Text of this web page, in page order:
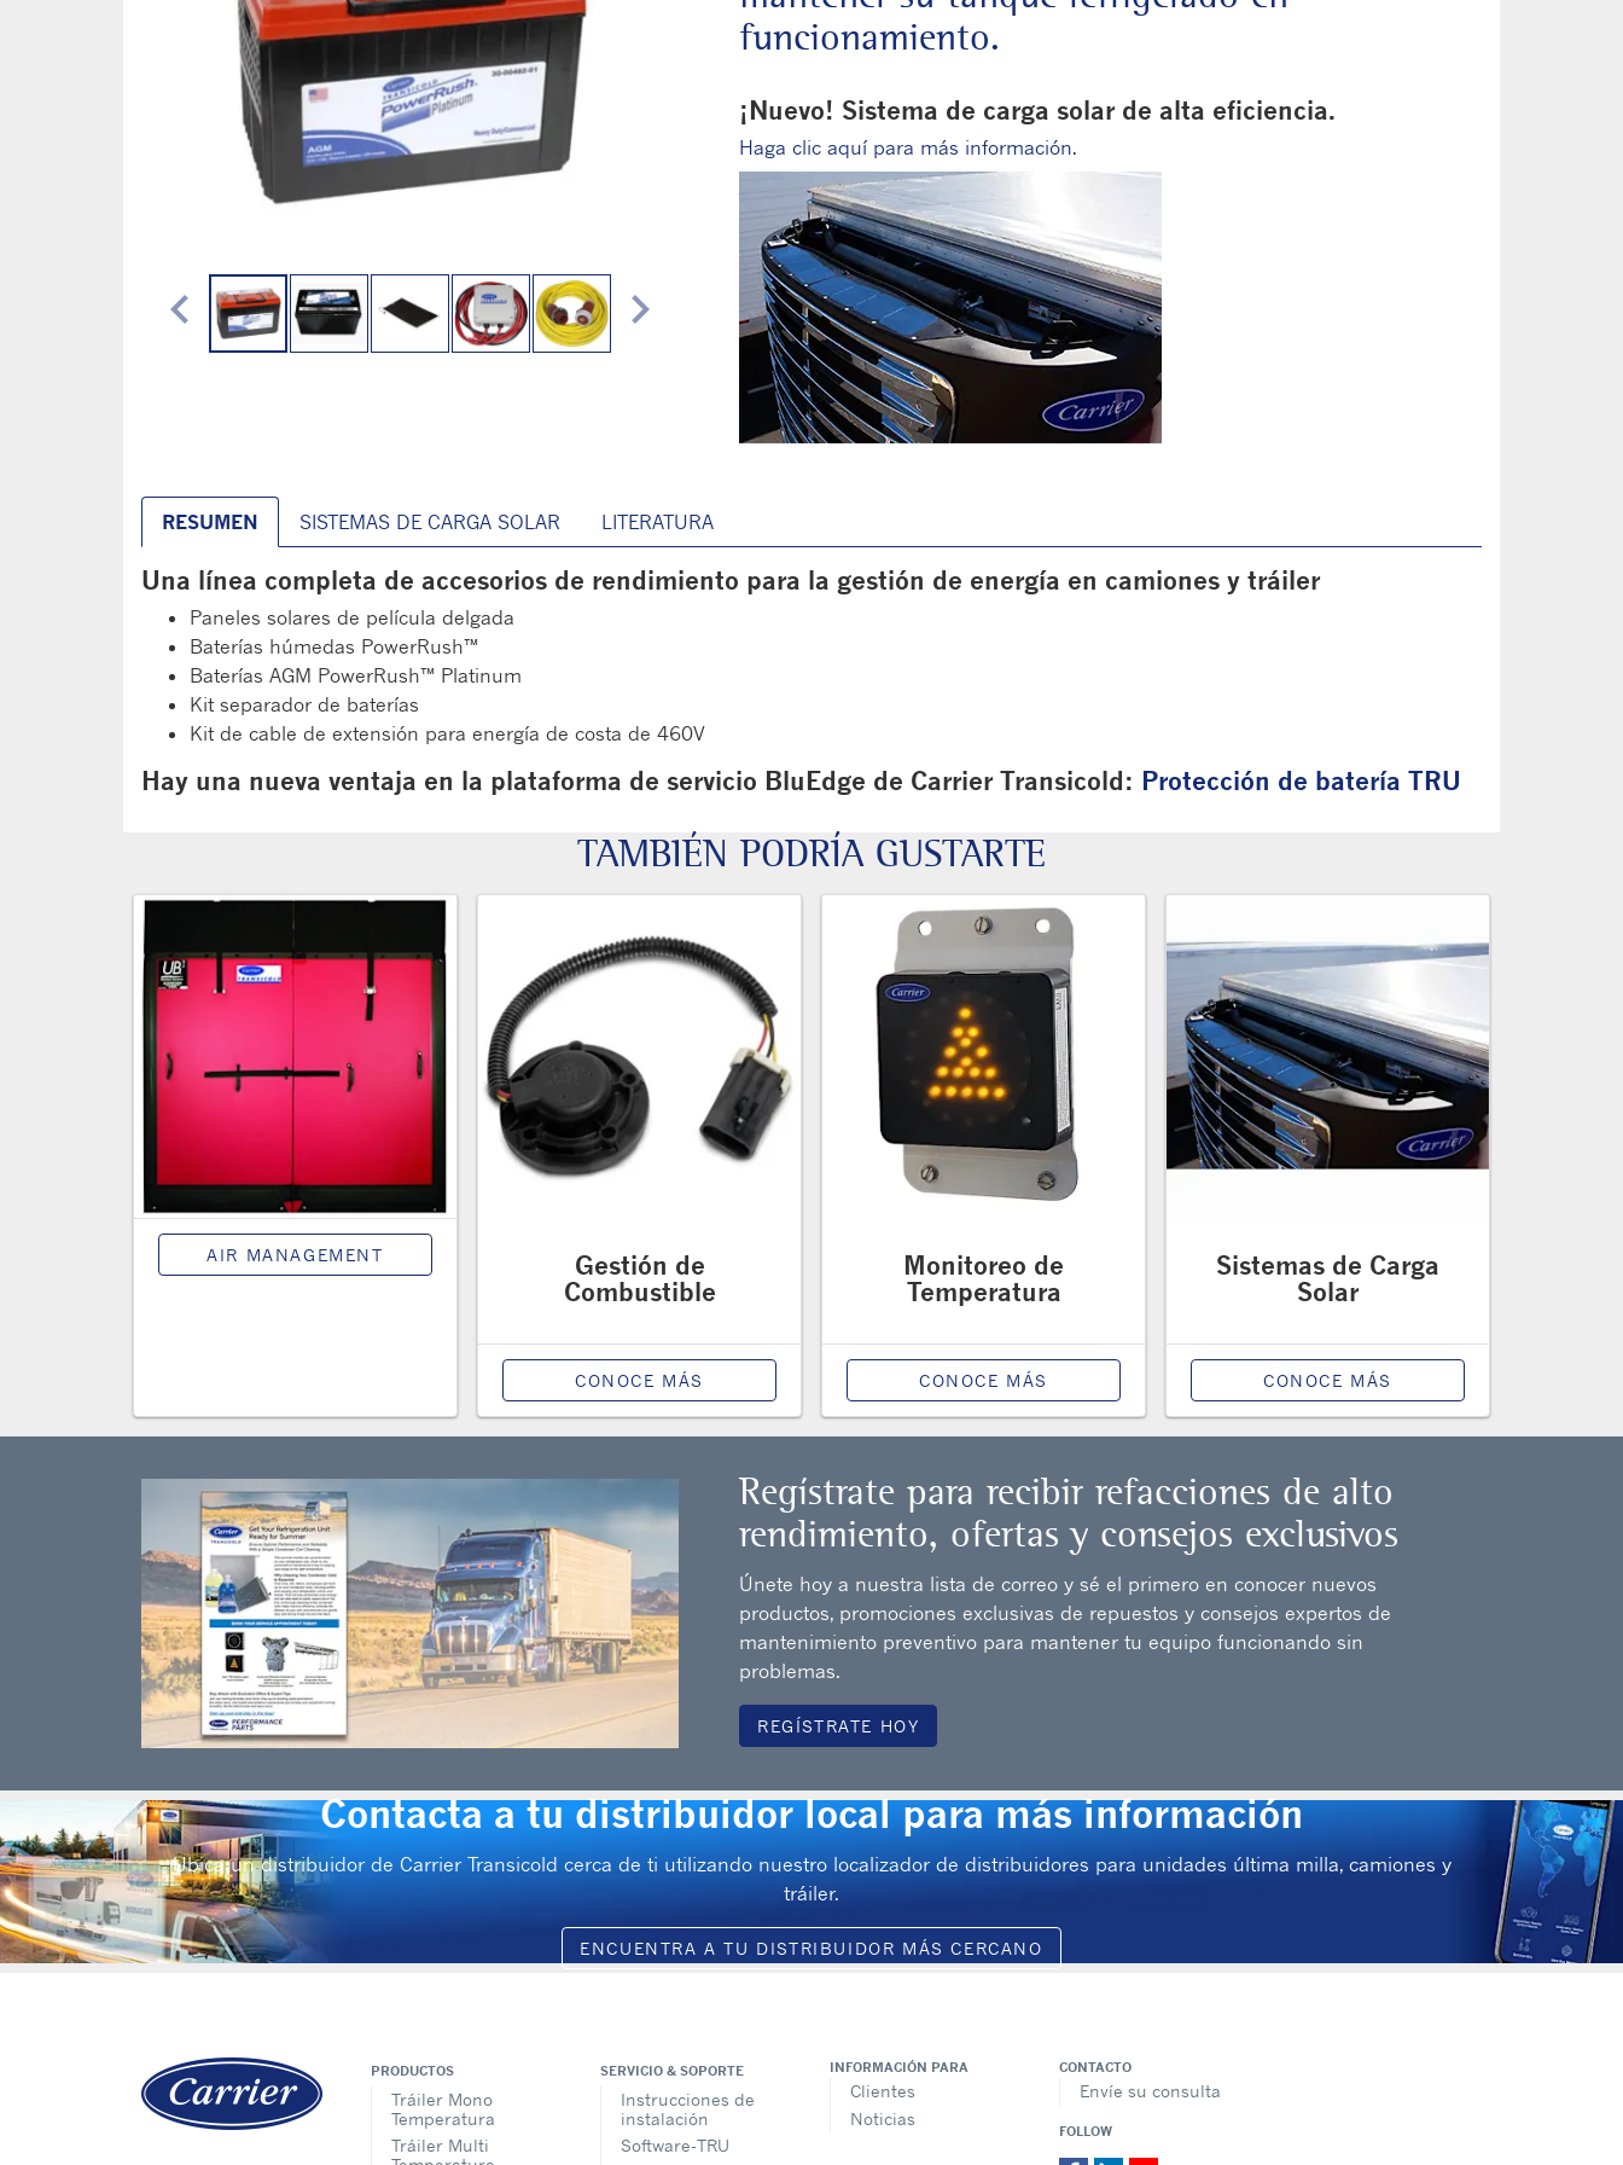
chevron_left chevron_right
funcionamiento.
¡Nuevo! Sistema de carga solar de alta eficiencia.
Haga clic aquí para más información.
RESUMEN SISTEMAS DE CARGA SOLAR LITERATURA
Una línea completa de accesorios de rendimiento para la gestión de energía en camiones y tráiler
Paneles solares de película delgada
Baterías húmedas PowerRush™
Baterías AGM PowerRush™ Platinum
Kit separador de baterías
Kit de cable de extensión para energía de costa de 460V
Hay una nueva ventaja en la plataforma de servicio BluEdge de Carrier Transicold: Protección de batería TRU
TAMBIÉN PODRÍA GUSTARTE
AIR MANAGEMENT
Gestión de
Combustible
CONOCE MÁS
Monitoreo de
Temperatura
CONOCE MÁS
Sistemas de Carga
Solar
CONOCE MÁS
Regístrate para recibir refacciones de alto
rendimiento, ofertas y consejos exclusivos
Únete hoy a nuestra lista de correo y sé el primero en conocer nuevos
productos, promociones exclusivas de repuestos y consejos expertos de
mantenimiento preventivo para mantener tu equipo funcionando sin
problemas.
REGÍSTRATE HOY
Contacta a tu distribuidor local para más información
Ubica un distribuidor de Carrier Transicold cerca de ti utilizando nuestro localizador de distribuidores para unidades última milla, camiones y
tráiler.
ENCUENTRA A TU DISTRIBUIDOR MÁS CERCANO
PRODUCTOS
Tráiler Mono
Temperatura
Tráiler Multi
SERVICIO & SOPORTE
Instrucciones de
instalación
Software-TRU
INFORMACIÓN PARA
Clientes
Noticias
CONTACTO
Envíe su consulta
FOLLOW